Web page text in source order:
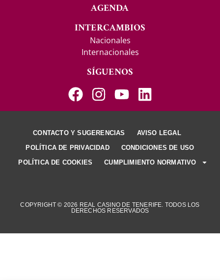
AGENDA
INTERCAMBIOS
Nacionales
Internacionales
SÍGUENOS
CONTACTO Y SUGERENCIAS
AVISO LEGAL
POLÍTICA DE PRIVACIDAD
CONDICIONES DE USO
POLÍTICA DE COOKIES
CUMPLIMIENTO NORMATIVO
COPYRIGHT © 2026 REAL CASINO DE TENERIFE. TODOS LOS
DERECHOS RESERVADOS